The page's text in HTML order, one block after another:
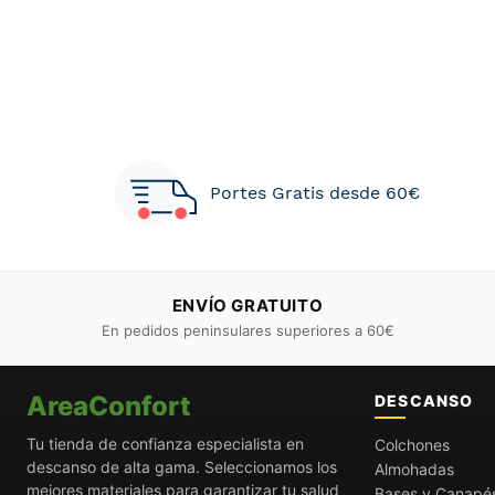
Portes Gratis desde 60€
ENVÍO GRATUITO
En pedidos peninsulares superiores a 60€
AreaConfort
Tu tienda de confianza especialista en
descanso de alta gama. Seleccionamos los
mejores materiales para garantizar tu salud
DESCANSO
Colchones
Almohadas